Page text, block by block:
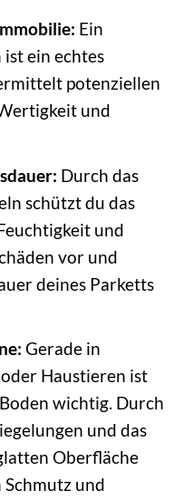
Ein
ein echtes
potenziellen
und
Durch das
schützt du das
und
vor und
deines Parketts
Gerade in
Haustieren ist
wichtig. Durch
und das
Oberfläche
und